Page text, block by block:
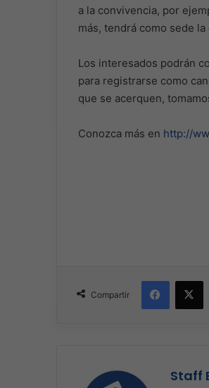
a la convivencia, por
más, tendrá como sede
Los interesados podrán
para registrarse como
que se acerquen,
Conozca más en http://
Compartir
X
Staff